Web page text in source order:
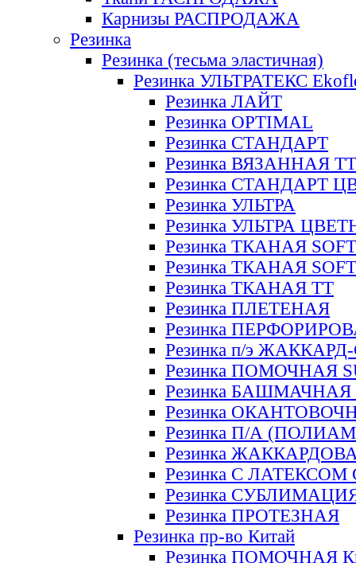
Карнизы РАСПРОДАЖА
Резинка
Резинка (тесьма эластичная)
Резинка УЛЬТРАТЕКС
Резинка ЛАЙТ
Резинка OPTIMAL
Резинка СТАНДАРТ
Резинка ВЯЗАННАЯ ТТ
Резинка СТАНДАРТ
Резинка УЛЬТРА
Резинка УЛЬТРА
Резинка ТКАНАЯ SOFT
Резинка ТКАНАЯ
Резинка ТКАНАЯ ТТ
Резинка ПЛЕТЕНАЯ
Резинка
Резинка п/э
Резинка ПОМОЧНАЯ
Резинка БАШМАЧНАЯ
Резинка
Резинка П/А
Резинка
Резинка С ЛАТЕКСОМ
Резинка
Резинка ПРОТЕЗНАЯ
Резинка пр-во Китай
Резинка ПОМОЧНАЯ